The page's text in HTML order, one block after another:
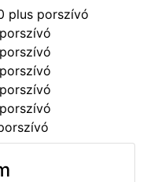
plus porszívó